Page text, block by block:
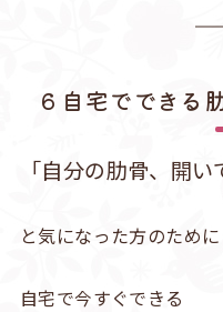
6 自宅でできる
「自分の肋骨、開い
と気になった方のために
自宅で今すぐできる